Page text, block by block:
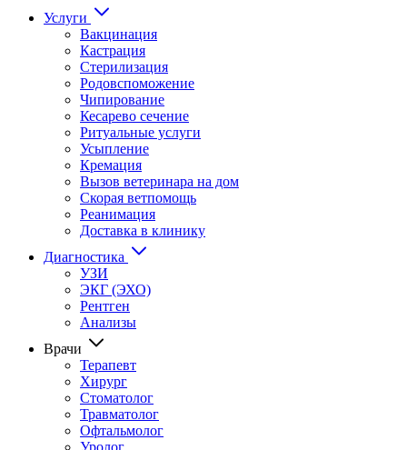
Услуги
Вакцинация
Кастрация
Стерилизация
Родовспоможение
Чипирование
Кесарево сечение
Ритуальные услуги
Усыпление
Кремация
Вызов ветеринара на дом
Скорая ветпомощь
Реанимация
Доставка в клинику
Диагностика
УЗИ
ЭКГ (ЭХО)
Рентген
Анализы
Врачи
Терапевт
Хирург
Стоматолог
Травматолог
Офтальмолог
Уролог